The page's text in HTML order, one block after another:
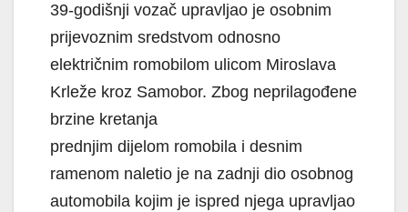
39-godišnji vozač upravljao je osobnim
prijevoznim sredstvom odnosno
električnim romobilom ulicom Miroslava
Krleže kroz Samobor. Zbog neprilagođene
brzine kretanja
prednjim dijelom romobila i desnim
ramenom naletio je na zadnji dio osobnog
automobila kojim je ispred njega upravljao